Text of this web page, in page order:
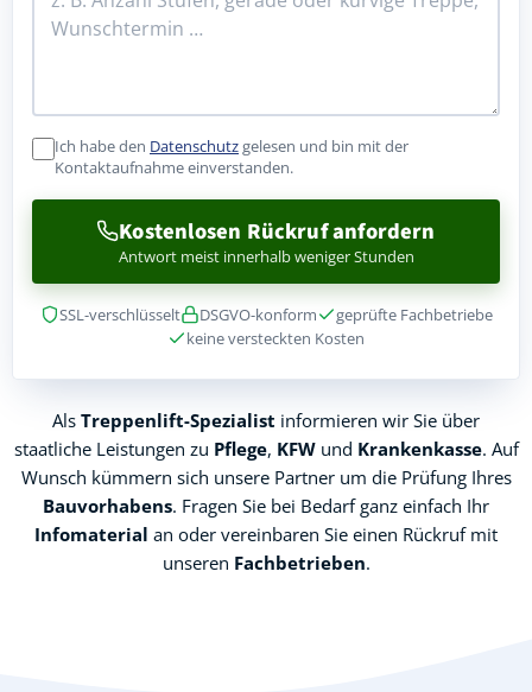
Ich habe den Datenschutzgelesen und bin mit der
Kontaktaufnahme einverstanden.
Kostenlosen Rückruf anfordern
Antwort meist innerhalb weniger Stunden
SSL-verschlüsselt DSGVO-konform
geprüfte Fachbetriebe
keine versteckten Kosten
Als Treppenlift-Spezialist informieren wir Sie über
staatliche Leistungen zu Pflege, KFWund Krankenkasse. Auf
Wunsch kümmern sich unsere Partner um die Prüfung Ihres
Bauvorhabens. Fragen Sie bei Bedarf ganz einfach Ihr
Infomaterial an oder vereinbaren Sie einen Rückruf mit
unseren Fachbetrieben.